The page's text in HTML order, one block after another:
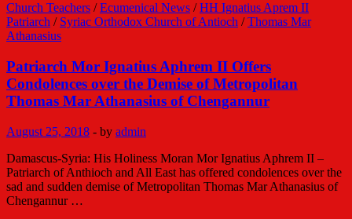
Church Teachers /Ecumenical News /HH Ignatius Aprem II
Patriarch / Syriac Orthodox Church of Antioch /Thomas Mar
Athanasius
Patriarch Mor Ignatius Aphrem II Offers
Condolences over the Demise of Metropolitan
Thomas Mar Athanasius of Chengannur
August 25, 2018 - by admin
Damascus-Syria: His Holiness Moran Mor Ignatius Aphrem II –
Patriarch of Anthioch and All East has offered condolences over the
sad and sudden demise of Metropolitan Thomas Mar Athanasius of
Chengannur …